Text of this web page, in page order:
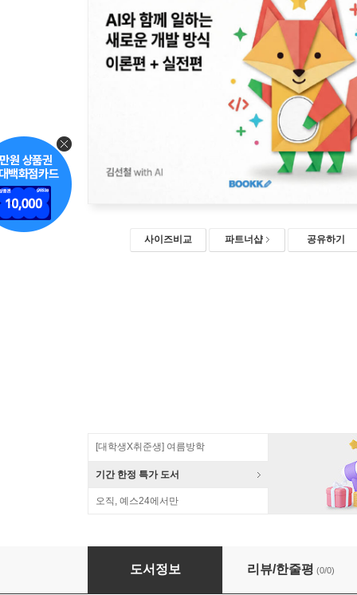
사이즈비교 파트너샵 공유하기
[대학생X취준생] 여름방학
기간 한정 특가 도서
오직, 예스24에서만
실전 50개 프로젝트로 배우는 바이브 코딩
도서정보 리뷰/한줄평 (0/0)